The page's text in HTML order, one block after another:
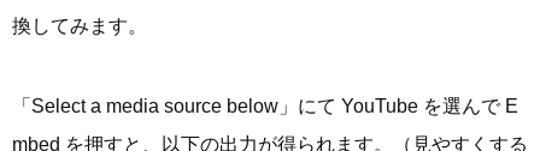
換してみます。
「Select a media source below」にて YouTube を選んで E
mbed を押すと、以下の出力が得られます。（見やすくする